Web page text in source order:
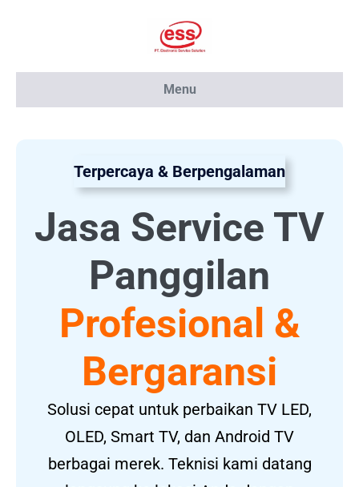
Menu
Terpercaya & Berpengalaman
Jasa Service TV
Panggilan
Profesional &
Bergaransi
Solusi cepat untuk perbaikan TV LED,
OLED, Smart TV, dan Android TV
berbagai merek. Teknisi kami datang